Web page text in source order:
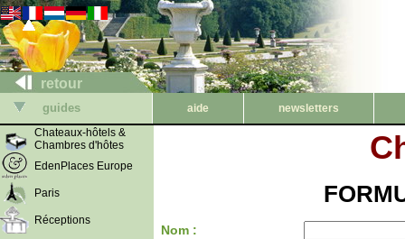
retour
guides aide
newsletters
Chateaux-hôtels &
Chambres d'hôtes
EdenPlaces Europe
Paris
Réceptions
Nom :